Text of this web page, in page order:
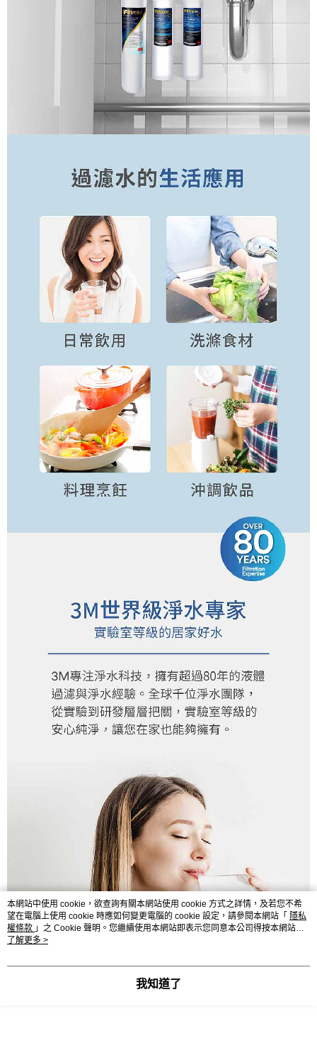
本網站中使用 cookie，欲查詢有關本網站使用 cookie 方式之詳情，及若您不希
望在電腦上使用 cookie 時應如何變更電腦的 cookie 設定，請參閱本網站「 隱私
權條款 」之 Cookie 聲明。您繼續使用本網站即表示您同意本公司得按本網站使
用條款之 Cookie 聲明使用 cookie。
了解更多 >
我知道了